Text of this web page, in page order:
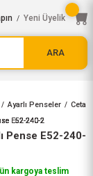
ARA
/ Yeni Üyelik
Ayarlı Penseler Ceta
Pense E52-240-
kargoya teslim